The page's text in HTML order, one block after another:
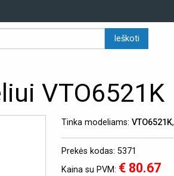
VTO6521K
Tinka modeliams: VTO6521K,
Prekės kodas: 5371
Kaina su PVM: € 80.67